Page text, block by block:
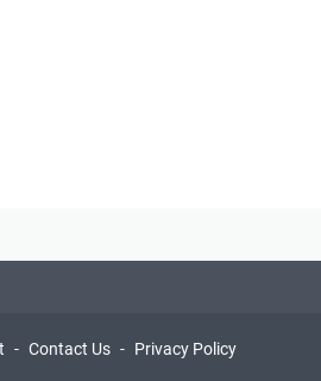
Contact Us Privacy Policy